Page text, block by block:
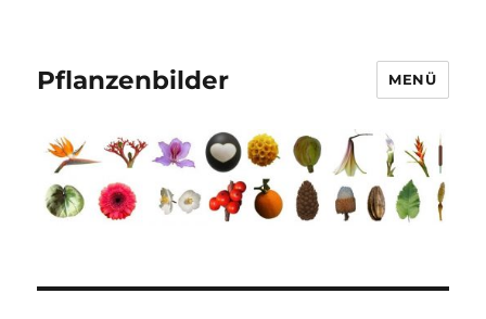
Pflanzenbilder MENÜ